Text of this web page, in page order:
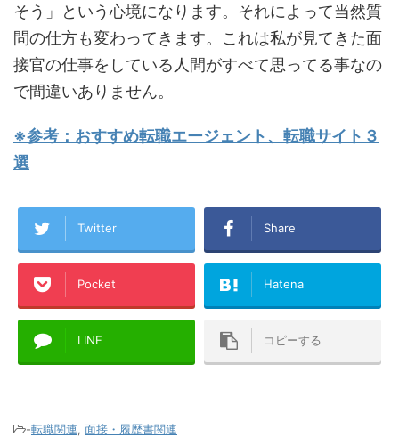
そう」という心境になります。それによって当然質
問の仕方も変わってきます。これは私が見てきた面
接官の仕事をしている人間がすべて思ってる事なの
で間違いありません。
※参考：おすすめ転職エージェント、転職サイト３
選
Twitter Share
Pocket Hatena
LINE コピーする
-転職関連, 面接・履歴書関連